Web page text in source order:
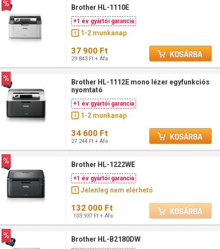
Brother HL-1110E
+1 év gyártói garancia
1-2 munkanap
37 900 Ft
29 843 Ft + Áfa
Brother HL-1112E mono lézer egyfunkciós
nyomtató
+1 év gyártói garancia
1-2 munkanap
34 600 Ft
27 244 Ft + Áfa
Brother HL-1222WE
+1 év gyártói garancia
Jelenleg nem elérhető
132 000 Ft
103 937 Ft + Áfa
Brother HL-B2180DW